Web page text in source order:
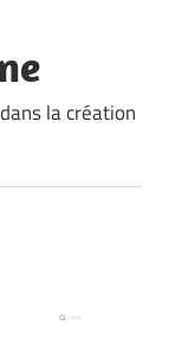
la création